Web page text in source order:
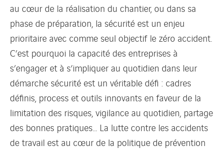
au cœur de la réalisation du chantier, ou dans sa
phase de préparation, la sécurité est un enjeu
prioritaire avec comme seul objectif le zéro accident.
C’est pourquoi la capacité des entreprises à
s’engager et à s’impliquer au quotidien dans leur
démarche sécurité est un véritable défi : cadres
définis, process et outils innovants en faveur de la
limitation des risques, vigilance au quotidien, partage
des bonnes pratiques… La lutte contre les accidents
de travail est au cœur de la politique de prévention